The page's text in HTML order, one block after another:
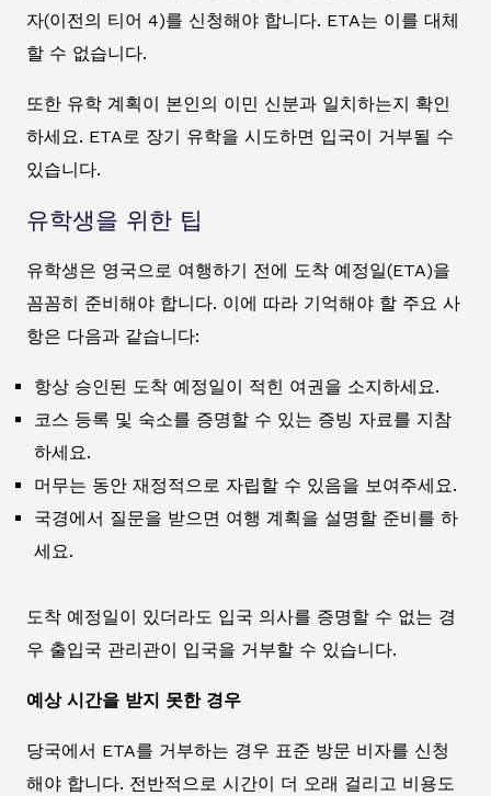
자(이전의 티어 4)를 신청해야 합니다. ETA는 이를 대체
할 수 없습니다.
또한 유학 계획이 본인의 이민 신분과 일치하는지 확인
하세요. ETA로 장기 유학을 시도하면 입국이 거부될 수
있습니다.
유학생을 위한 팁
유학생은 영국으로 여행하기 전에 도착 예정일(ETA)을
꼼꼼히 준비해야 합니다. 이에 따라 기억해야 할 주요 사
항은 다음과 같습니다:
항상 승인된 도착 예정일이 적힌 여권을 소지하세요.
코스 등록 및 숙소를 증명할 수 있는 증빙 자료를 지참
하세요.
머무는 동안 재정적으로 자립할 수 있음을 보여주세요.
국경에서 질문을 받으면 여행 계획을 설명할 준비를 하
세요.
도착 예정일이 있더라도 입국 의사를 증명할 수 없는 경
우 출입국 관리관이 입국을 거부할 수 있습니다.
예상 시간을 받지 못한 경우
당국에서 ETA를 거부하는 경우 표준 방문 비자를 신청
해야 합니다. 전반적으로 시간이 더 오래 걸리고 비용도